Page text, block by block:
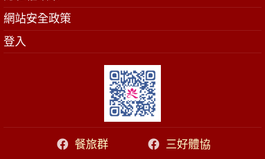
網站安全政策
登入
餐旅群
三好體協